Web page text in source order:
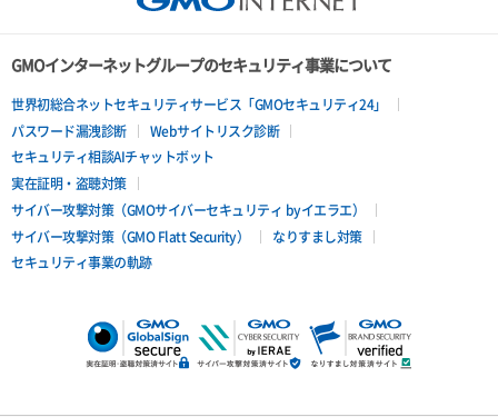
GMOインターネットグループのセキュリティ事業について
世界初総合ネットセキュリティサービス「GMOセキュリティ24」
パスワード漏洩診断
Webサイトリスク診断
セキュリティ相談AIチャットボット
実在証明・盗聴対策
サイバー攻撃対策（GMOサイバーセキュリティ byイエラエ）
サイバー攻撃対策（GMO Flatt Security）
なりすまし対策
セキュリティ事業の軌跡